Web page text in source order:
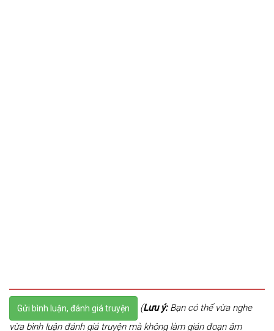
Gửi bình luận, đánh giá truyện (Lưu ý:Bạn có thể vừa nghe
vừa bình luận đánh giá truyện mà không làm gián đoạn âm